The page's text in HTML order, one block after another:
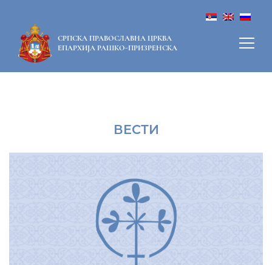
СРПСКА ПРАВОСЛАВНА ЦРКВА
ЕПАРХИЈА РАШКО-ПРИЗРЕНСКА
ВЕСТИ